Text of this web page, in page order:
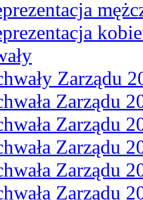
Zarządu
Zarządu
Zarządu
Zarządu
Zarządu
Zarządu